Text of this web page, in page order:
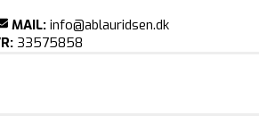
MAIL: info@ablauridsen.dk
33575858